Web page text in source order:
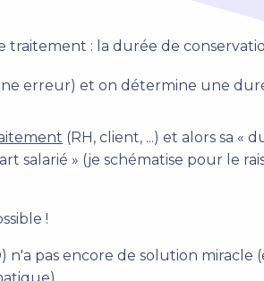
traitement : la durée de
erreur) et on détermine une
(RH, client, ...) et alors sa «
salarié » (je schématise pour le
!
pas encore de solution miracle